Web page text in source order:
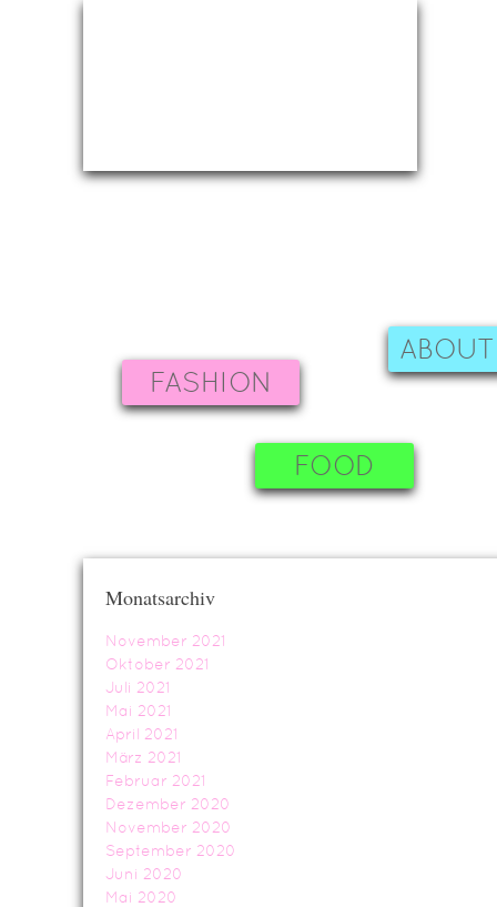
FASHION
FOOD
Monatsarchiv
November 2021
Oktober 2021
Juli 2021
Mai 2021
April 2021
März 2021
Februar 2021
Dezember 2020
November 2020
September 2020
Juni 2020
Mai 2020